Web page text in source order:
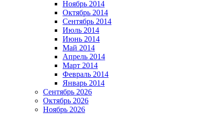
Ноябрь 2014
Октябрь 2014
Сентябрь 2014
Июль 2014
Июнь 2014
Май 2014
Апрель 2014
Март 2014
Февраль 2014
Январь 2014
Сентябрь 2026
Октябрь 2026
Ноябрь 2026